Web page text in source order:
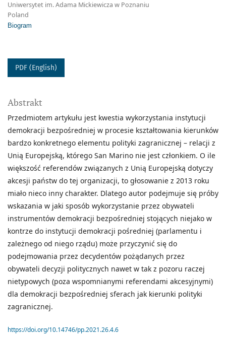
Uniwersytet im. Adama Mickiewicza w Poznaniu
Poland
Biogram
PDF (English)
Abstrakt
Przedmiotem artykułu jest kwestia wykorzystania instytucji
demokracji bezpośredniej w procesie kształtowania kierunków
bardzo konkretnego elementu polityki zagranicznej – relacji z
Unią Europejską, którego San Marino nie jest członkiem. O ile
większość referendów związanych z Unią Europejską dotyczy
akcesji państw do tej organizacji, to głosowanie z 2013 roku
miało nieco inny charakter. Dlatego autor podejmuje się próby
wskazania w jaki sposób wykorzystanie przez obywateli
instrumentów demokracji bezpośredniej stojących niejako w
kontrze do instytucji demokracji pośredniej (parlamentu i
zależnego od niego rządu) może przyczynić się do
podejmowania przez decydentów pożądanych przez
obywateli decyzji politycznych nawet w tak z pozoru raczej
nietypowych (poza wspomnianymi referendami akcesyjnymi)
dla demokracji bezpośredniej sferach jak kierunki polityki
zagranicznej.
https://doi.org/10.14746/pp.2021.26.4.6